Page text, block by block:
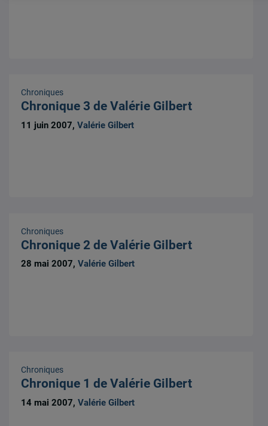
Chroniques
Chronique 3 de Valérie Gilbert
11 juin 2007,Valérie Gilbert
Chroniques
Chronique 2 de Valérie Gilbert
28 mai 2007,Valérie Gilbert
Chroniques
Chronique 1 de Valérie Gilbert
14 mai 2007,Valérie Gilbert